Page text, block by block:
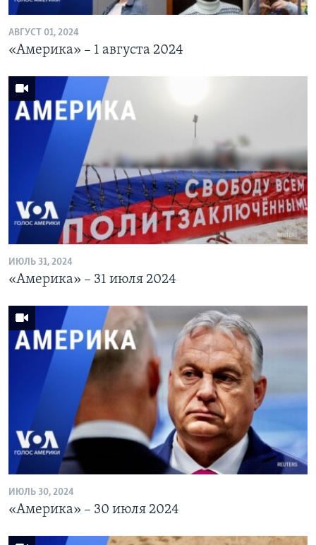
АВГУСТ 01, 2024
«Америка» – 1 августа 2024
ИЮЛЬ 31, 2024
«Америка» – 31 июля 2024
ИЮЛЬ 30, 2024
«Америка» – 30 июля 2024